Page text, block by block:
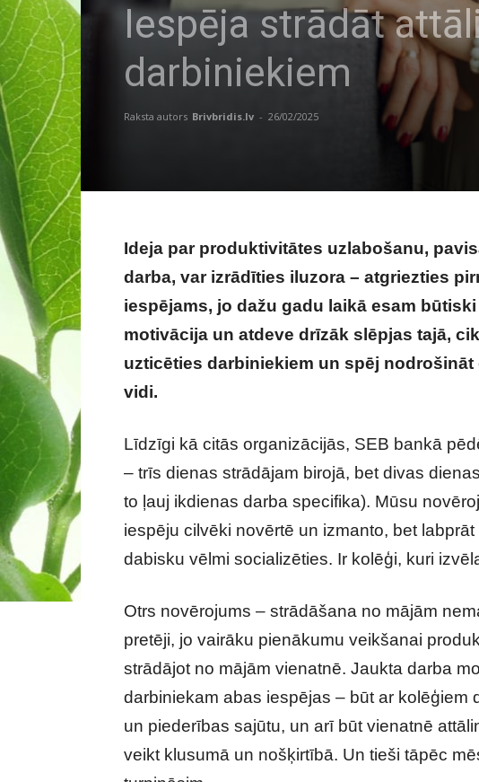
Iespēja strādāt
darbiniekiem
Raksta autors Brivbridis.lv - 26/02/2025
Ideja par produktivitātes uzlabošanu,
darba, var izrādīties iluzora – atgriezties
iespējams, jo dažu gadu laikā esam
motivācija un atdeve drīzāk slēpjas tajā,
uzticēties darbiniekiem un spēj
vidi.
Līdzīgi kā citās organizācijās, SEB bankā
– trīs dienas strādājam birojā, bet divas
to ļauj ikdienas darba specifika). Mūsu
iespēju cilvēki novērtē un izmanto, bet
dabisku vēlmi socializēties. Ir kolēģi, kuri
Otrs novērojums – strādāšana no mājām
pretēji, jo vairāku pienākumu veikšanai
strādājot no mājām vienatnē. Jaukta darba
darbiniekam abas iespējas – būt ar kolēģiem
un piederības sajūtu, un arī būt vienatnē
veikt klusumā un nošķirtībā. Un tieši tāpēc